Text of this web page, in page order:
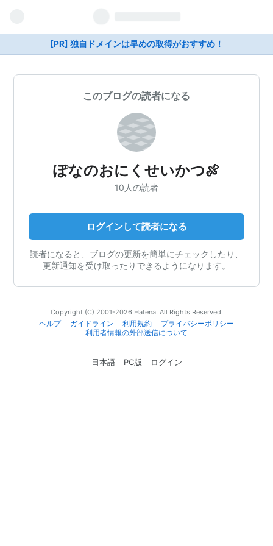
[PR] 独自ドメインは早めの取得がおすすめ！
このブログの読者になる
ぽなのおにくせいかつ🍖
10人の読者
ログインして読者になる
読者になると、ブログの更新を簡単にチェックしたり、
更新通知を受け取ったりできるようになります。
Copyright (C) 2001-2026 Hatena. All Rights Reserved.
ヘルプ
ガイドライン 利用規約
プライバシーポリシー
利用者情報の外部送信について
日本語 PC版 ログイン